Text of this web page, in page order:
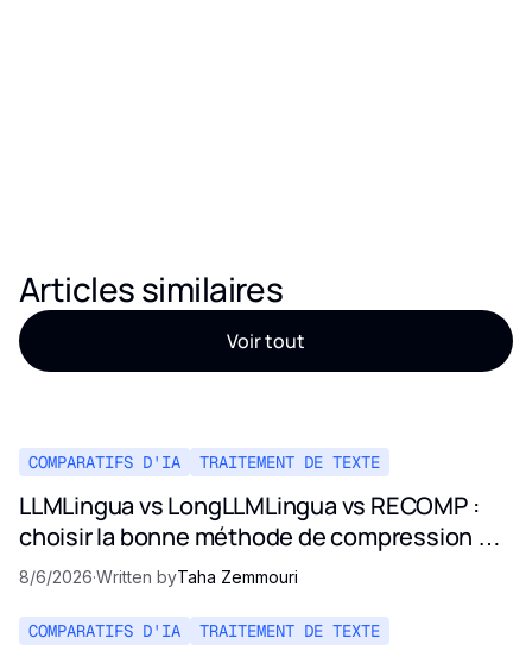
Articles similaires
Voir tout
COMPARATIFS D'IA TRAITEMENT DE TEXTE
LLMLingua vs LongLLMLingua vs RECOMP :
choisir la bonne méthode de compression de
prompt en 2026
8/6/2026·Written byTaha Zemmouri
COMPARATIFS D'IA TRAITEMENT DE TEXTE